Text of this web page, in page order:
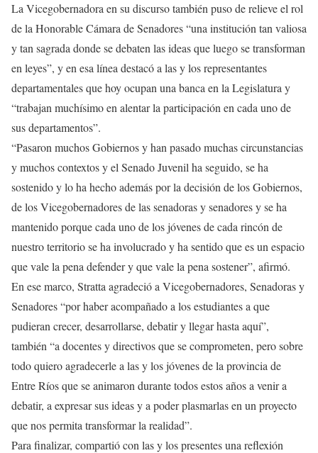
La Vicegobernadora en su discurso también puso de relieve el rol
de la Honorable Cámara de Senadores “una institución tan valiosa
y tan sagrada donde se debaten las ideas que luego se transforman
en leyes”, y en esa línea destacó a las y los representantes
departamentales que hoy ocupan una banca en la Legislatura y
“trabajan muchísimo en alentar la participación en cada uno de
sus departamentos”.
“Pasaron muchos Gobiernos y han pasado muchas circunstancias
y muchos contextos y el Senado Juvenil ha seguido, se ha
sostenido y lo ha hecho además por la decisión de los Gobiernos,
de los Vicegobernadores de las senadoras y senadores y se ha
mantenido porque cada uno de los jóvenes de cada rincón de
nuestro territorio se ha involucrado y ha sentido que es un espacio
que vale la pena defender y que vale la pena sostener”, afirmó.
En ese marco, Stratta agradeció a Vicegobernadores, Senadoras y
Senadores “por haber acompañado a los estudiantes a que
pudieran crecer, desarrollarse, debatir y llegar hasta aquí”,
también “a docentes y directivos que se comprometen, pero sobre
todo quiero agradecerle a las y los jóvenes de la provincia de
Entre Ríos que se animaron durante todos estos años a venir a
debatir, a expresar sus ideas y a poder plasmarlas en un proyecto
que nos permita transformar la realidad”.
Para finalizar, compartió con las y los presentes una reflexión